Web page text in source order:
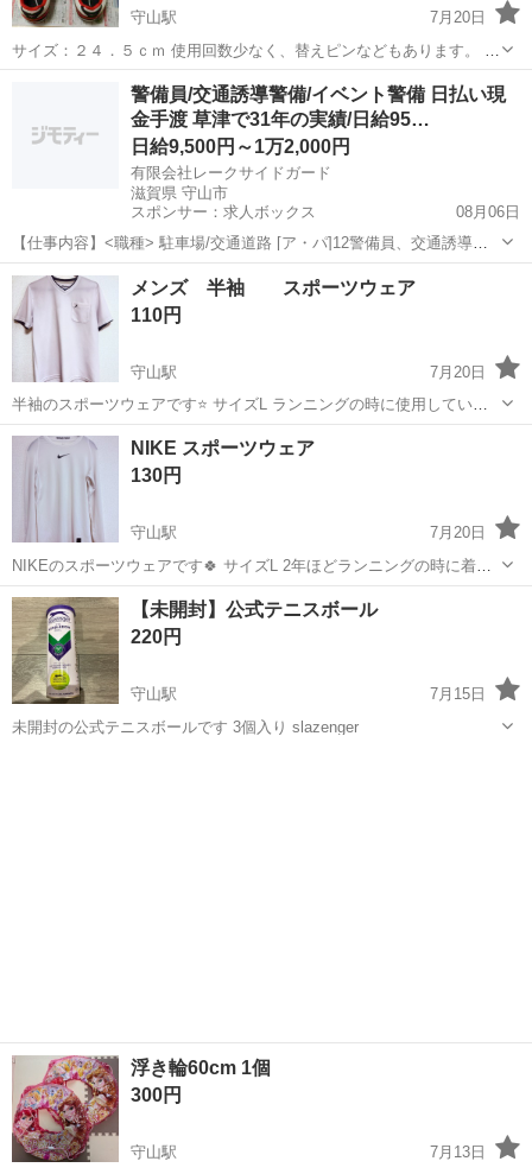
守山駅
7月20日
サイズ：２４．５ｃｍ 使用回数少なく、替えピンなどもあります。 あ
んしん決済での全国配送（着払い）にも対応可
守山市 守山駅 その他 陸上
警備員/交通誘導警備/イベント警備 日払い現
金手渡 草津で31年の実績/日給95…
日給9,500円～1万2,000円
有限会社レークサイドガード
滋賀県 守山市
スポンサー：求人ボックス
08月06日
【仕事内容】<職種> 駐車場/交通道路 [ア・パ]12警備員、交通誘導警
備、イベント警備 <雇用形態> アルバイト・パート <給与> [ア・パ]1
日給9,500円～12,000円、2日給11,750円～14,375円 交通費:一部...
アルバイト・パート
メンズ 半袖 スポーツウェア
110円
守山駅
7月20日
半袖のスポーツウェアです⭐️ サイズL ランニングの時に使用していま
した。 使用感あります😌
滋賀 守山市 守山駅 スポーツウェア
NIKE スポーツウェア
130円
守山駅
7月20日
NIKEのスポーツウェアです🍀 サイズL 2年ほどランニングの時に着て
いました 写真3枚目にあるように毛羽立ちがあります😌
滋賀 守山市 守山駅 スポーツウェア
【未開封】公式テニスボール
220円
守山駅
7月15日
未開封の公式テニスボールです 3個入り slazenger
浮き輪60cm 1個
300円
守山駅
7月13日